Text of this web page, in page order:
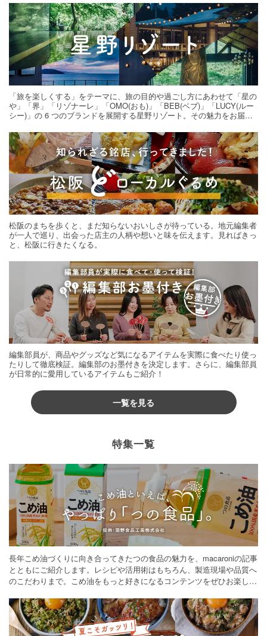
「旅を楽しくする」をテーマに、旅の目的や過ごし方にあわせて「星の
や」「界」「リゾナーレ」「OMO(おも)」「BEB(ベブ)」「LUCY(ルー
シー)」の 6 つのブランドを展開する星野リゾート。その魅力をお届け
松阪のまちを歩くと、まだ知らないおいしさが待っている。地元編集者
が一人で巡り、出会った店主の人柄や想いと味を伝えます。見ればきっ
と、松阪に行きたくなる。
編集部員が、商品やグッズなど気になるアイテムを実際に食べたり使っ
たりして徹底検証。編集部のお墨付きを決定します。さらに、編集部員
が日常的に愛用しているアイテムもご紹介！
一覧を見る
特集一覧
長年こめ油づくりに向き合ってきたつの食品の魅力を、macaroniの記事
とともにご紹介します。レシピや活用術はもちろん、製造現場や品質へ
のこだわりまで。こめ油をもっと好きになるコンテンツをぜひお楽しみ